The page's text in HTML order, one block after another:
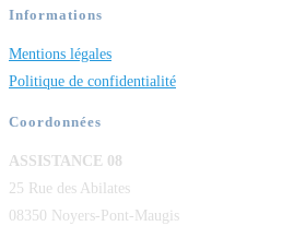
Informations
Mentions légales
Politique de confidentialité
Coordonnées
ASSISTANCE 08
25 Rue des Abilates
08350 Noyers-Pont-Maugis